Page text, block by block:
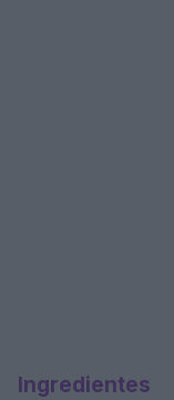
Ingredientes